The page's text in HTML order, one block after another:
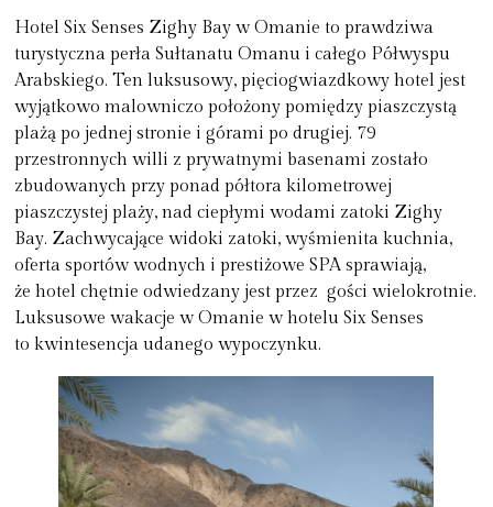
Hotel Six Senses Zighy Bay w Omanie to prawdziwa
turystyczna perła Sułtanatu Omanu i całego Półwyspu
Arabskiego. Ten luksusowy, pięciogwiazdkowy hotel jest
wyjątkowo malowniczo położony pomiędzy piaszczystą
plażą po jednej stronie i górami po drugiej. 79
przestronnych willi z prywatnymi basenami zostało
zbudowanych przy ponad półtora kilometrowej
piaszczystej plaży, nad ciepłymi wodami zatoki Zighy
Bay. Zachwycające widoki zatoki, wyśmienita kuchnia,
oferta sportów wodnych i prestiżowe SPA sprawiają,
że hotel chętnie odwiedzany jest przez gości wielokrotnie.
Luksusowe wakacje w Omanie w hotelu Six Senses
to kwintesencja udanego wypoczynku.